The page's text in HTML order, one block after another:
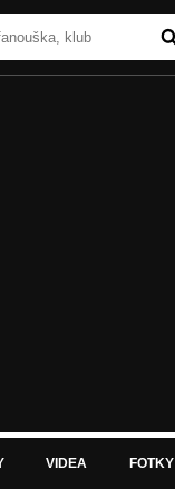
VIDEA FOTKY